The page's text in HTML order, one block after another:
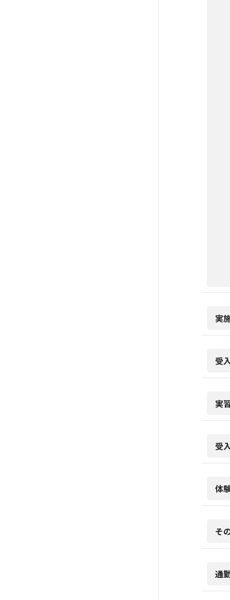
実
受
実
受
体
そ
通